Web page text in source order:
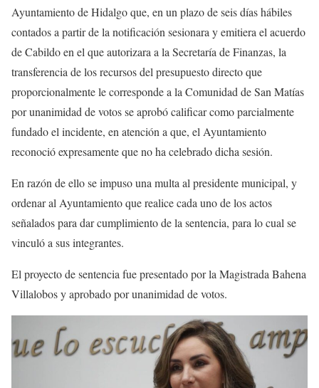
Ayuntamiento de Hidalgo que, en un plazo de seis días hábiles
contados a partir de la notificación sesionara y emitiera el acuerdo
de Cabildo en el que autorizara a la Secretaría de Finanzas, la
transferencia de los recursos del presupuesto directo que
proporcionalmente le corresponde a la Comunidad de San Matías
por unanimidad de votos se aprobó calificar como parcialmente
fundado el incidente, en atención a que, el Ayuntamiento
reconoció expresamente que no ha celebrado dicha sesión.
En razón de ello se impuso una multa al presidente municipal, y
ordenar al Ayuntamiento que realice cada uno de los actos
señalados para dar cumplimiento de la sentencia, para lo cual se
vinculó a sus integrantes.
El proyecto de sentencia fue presentado por la Magistrada Bahena
Villalobos y aprobado por unanimidad de votos.